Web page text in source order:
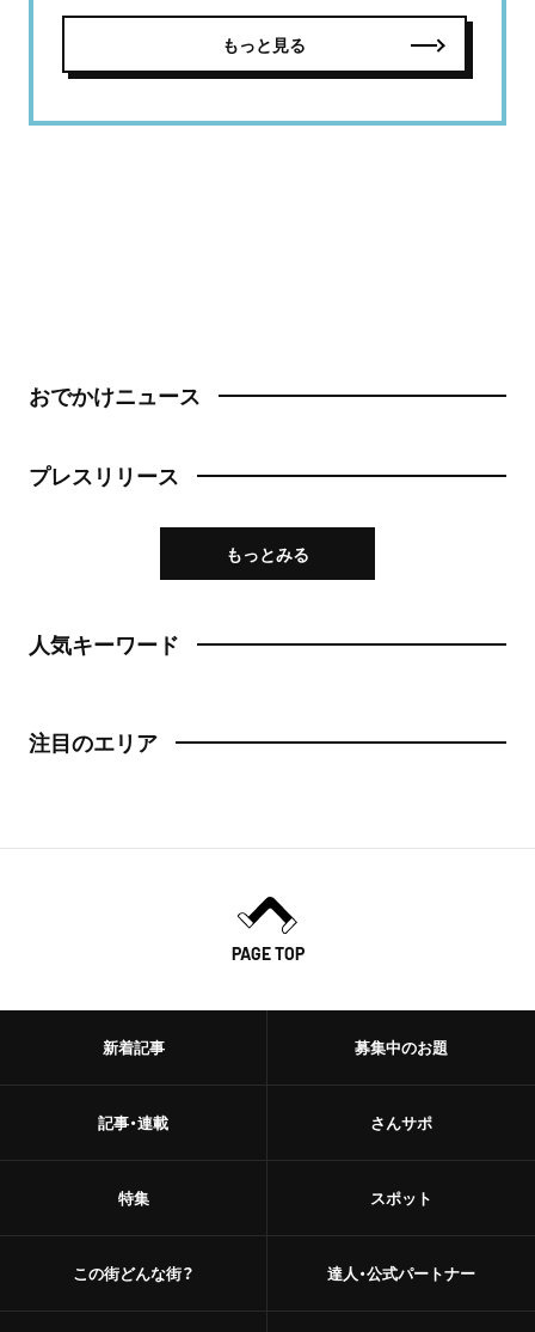
もっと見る
おでかけニュース
プレスリリース
もっとみる
人気キーワード
注目のエリア
PAGE TOP
新着記事
記事・連載
特集
この街どんな街？
募集中のお題
さんサポ
スポット
達人・公式パートナー